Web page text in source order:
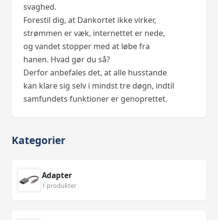
svaghed.
Forestil dig, at Dankortet ikke virker,
strømmen er væk, internettet er nede,
og vandet stopper med at løbe fra
hanen. Hvad gør du så?
Derfor anbefales det, at alle husstande
kan klare sig selv i mindst tre døgn, indtil
samfundets funktioner er genoprettet.
Kategorier
Adapter
1 produkter